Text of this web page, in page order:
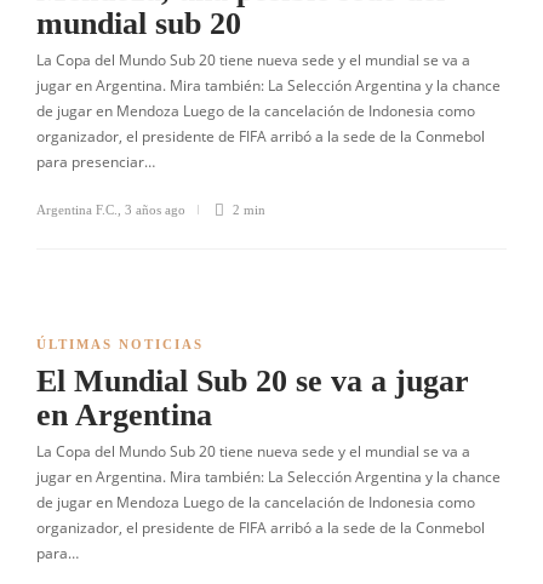
mundial sub 20
La Copa del Mundo Sub 20 tiene nueva sede y el mundial se va a
jugar en Argentina. Mira también: La Selección Argentina y la chance
de jugar en Mendoza Luego de la cancelación de Indonesia como
organizador, el presidente de FIFA arribó a la sede de la Conmebol
para presenciar…
Argentina F.C. 3 años ago 2 min
ÚLTIMAS NOTICIAS
El Mundial Sub 20 se va a jugar
en Argentina
La Copa del Mundo Sub 20 tiene nueva sede y el mundial se va a
jugar en Argentina. Mira también: La Selección Argentina y la chance
de jugar en Mendoza Luego de la cancelación de Indonesia como
organizador, el presidente de FIFA arribó a la sede de la Conmebol
para…